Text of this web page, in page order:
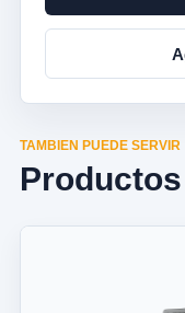
TAMBIEN PUEDE SERVIR